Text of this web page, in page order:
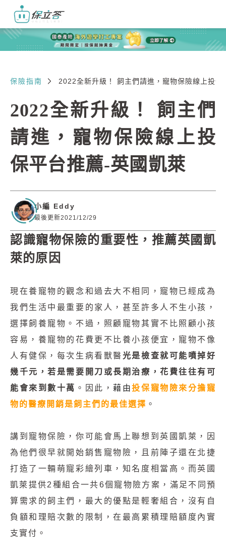
保險指南 2022全新升級！ 飼主們請進，寵物保險線上投保
2022全新升級！ 飼主們
請進，寵物保險線上投
保平台推薦-英國凱萊
小編 Eddy
最後更新2021/12/29
認識寵物保險的重要性，推薦英國凱
萊的原因
現在養寵物的觀念和過去大不相同，寵物已經成為
我們生活中最重要的家人，甚至許多人不生小孩，
選擇飼養寵物。不過，照顧寵物其實不比照顧小孩
容易，養寵物的花費更不比養小孩便宜，寵物不像
人有健保，每次生病看獸醫光是檢查就可能噴掉好
幾千元，若是需要開刀或長期治療，花費往往有可
能會來到數十萬 。因此，藉由投保寵物險來分擔寵
物的醫療開銷是飼主們的最佳選擇 。
講到寵物保險，你可能會馬上聯想到英國凱萊，因
為他們很早就開始銷售寵物險，且前陣子還在北捷
打造了一輛萌寵彩繪列車，知名度相當高。而英國
凱萊提供2種組合一共6個寵物險方案，滿足不同預
算需求的飼主們，最大的優點是輕奢組合，沒有自
負額和理賠次數的限制，在最高累積理賠額度內實
支實付。